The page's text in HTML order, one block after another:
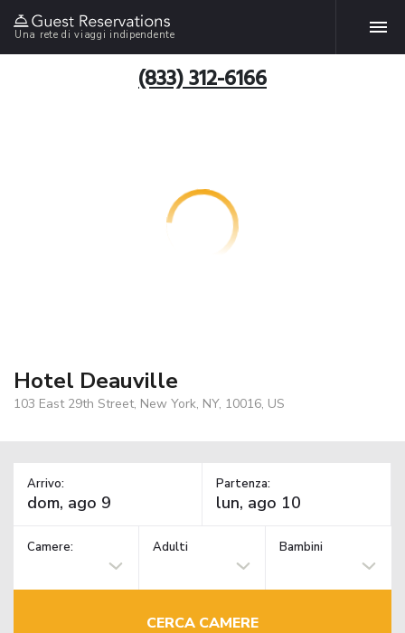
Una rete di viaggi indipendente
(833) 312-6166
Hotel Deauville
103 East 29th Street, New York, NY, 10016, US
Arrivo: Partenza:
Camere: Adulti Bambini
CERCA CAMERE